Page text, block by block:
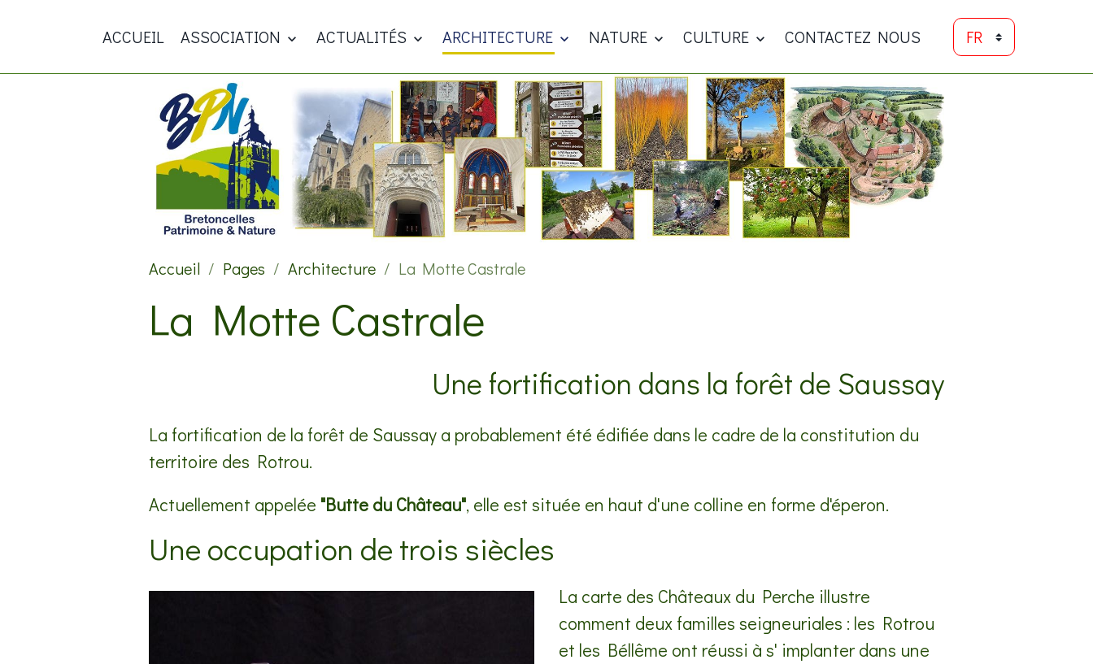
ACCUEIL ASSOCIATION ACTUALITÉS ARCHITECTURE NATURE CULTURE CONTACTEZ NOUS
Accueil Pages Architecture La Motte Castrale
La Motte Castrale
Une fortification dans la forêt de Saussay
La fortification de la forêt de Saussay a probablement été édifiée dans le cadre de la constitution du
territoire des Rotrou.
Actuellement appelée "Butte du Château", elle est située en haut d'une colline en forme d'éperon.
Une occupation de trois siècles
La carte des Châteaux du Perche illustre
comment deux familles seigneuriales : les Rotrou
et les Béllême ont réussi à s' implanter dans une